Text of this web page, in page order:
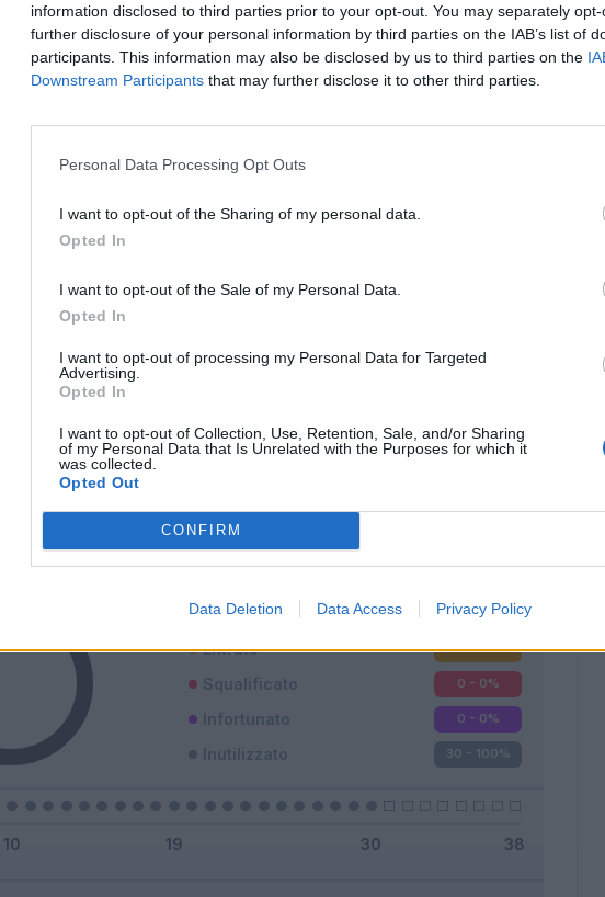
information disclosed to third parties prior to your opt-out. You may separately
further disclosure of your personal information by third parties on the IAB’s list of
participants. This information may also be disclosed by us to third parties on the
Downstream Participants that may further disclose it to other third parties.
Personal Data Processing Opt Outs
I want to opt-out of the Sharing of my personal data.
Opted In
I want to opt-out of the Sale of my Personal Data.
Opted In
I want to opt-out of processing my Personal Data for Targeted
Advertising.
Opted In
I want to opt-out of Collection, Use, Retention, Sale, and/or Sharing
of my Personal Data that Is Unrelated with the Purposes for which it
was collected.
Opted Out
CONFIRM
Data Deletion Data Access Privacy Policy
Bonus Malus Presenze a voto
Classic
Titolare 0 - 0 %
Entrato 0 - 0%
Squalificato 0 - 0%
Infortunato 0 - 0%
Inutilizzato 30 - 100%